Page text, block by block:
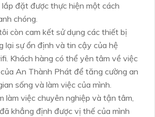
đặt được thực hiện một cách
chóng.
còn cam kết sử dụng các thiết bị
lại sự ổn định và tin cậy của hệ
Khách hàng có thể yên tâm về việc
An Thành Phát để tăng cường an
sống và làm việc của mình.
làm việc chuyên nghiệp và tận tâm,
khẳng định được vị thế của mình